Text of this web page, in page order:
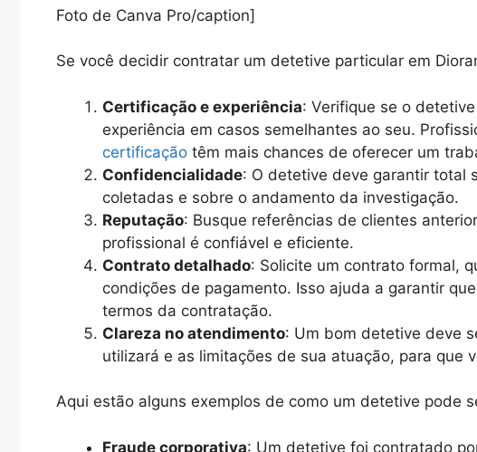
Foto de Canva Pro/caption]
Se você decidir contratar um detetive particular em
Certificação e experiência: Verifique se o
experiência em casos semelhantes ao seu.
certificação têm mais chances de oferecer um
Confidencialidade: O detetive deve garantir total
coletadas e sobre o andamento da investigação.
Reputação: Busque referências de clientes
profissional é confiável e eficiente.
Contrato detalhado: Solicite um contrato formal,
condições de pagamento. Isso ajuda a garantir
termos da contratação.
Clareza no atendimento: Um bom detetive deve
utilizará e as limitações de sua atuação, para que
Aqui estão alguns exemplos de como um detetive pode
Fraude corporativa: Um detetive foi contratado